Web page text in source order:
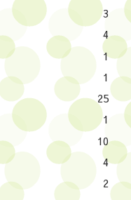
3
4
1
1
25
1
10
4
2